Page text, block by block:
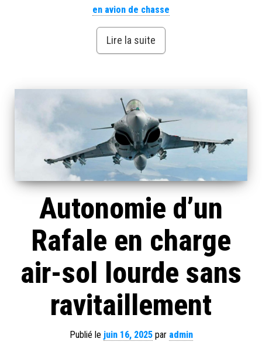
en avion de chasse
Lire la suite
Autonomie d’un
Rafale en charge
air-sol lourde sans
ravitaillement
Publié le juin 16, 2025par admin